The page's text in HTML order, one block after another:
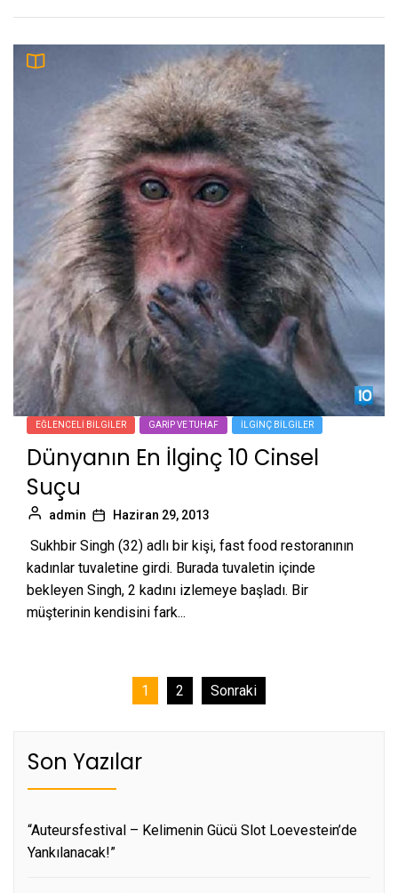
EĞLENCELI BILGILER GARIP VE TUHAF İLGINÇ BILGILER
Dünyanın En İlginç 10 Cinsel
Suçu
admin Haziran 29, 2013
Sukhbir Singh (32) adlı bir kişi, fast food restoranının
kadınlar tuvaletine girdi. Burada tuvaletin içinde
bekleyen Singh, 2 kadını izlemeye başladı. Bir
müşterinin kendisini fark...
1 2 Sonraki
Son Yazılar
“Auteursfestival – Kelimenin Gücü Slot Loevestein’de
Yankılanacak!”